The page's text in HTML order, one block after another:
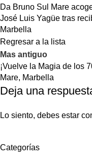
Da Bruno Sul Mare
José Luis Yagüe tras
Marbella
Regresar a la lista
Mas antiguo
¡Vuelve la Magia de los
Mare, Marbella
Deja una
Lo siento, debes estar
Categorías